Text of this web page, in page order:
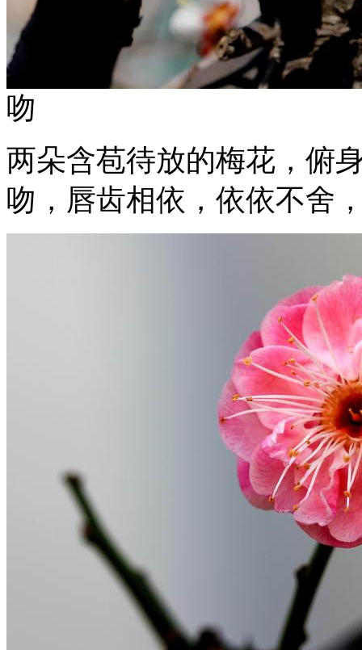
吻
两朵含苞待放的梅花，俯
吻，唇齿相依，依依不舍